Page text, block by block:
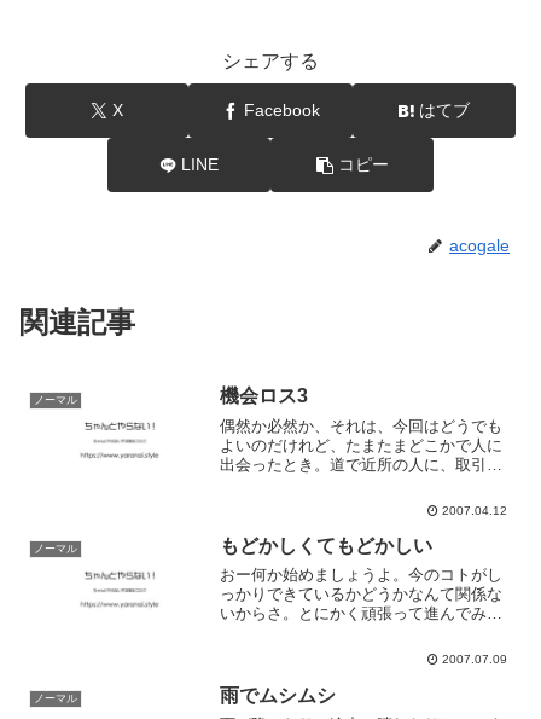
シェアする
X Facebook はてブ
LINE コピー
acogale
関連記事
ノーマル 機会ロス3
偶然か必然か、それは、今回はどうでも
よいのだけれど、たまたまどこかで人に
出会ったとき。道で近所の人に、取引先
いんだろうなぁというところでばったり
ってしまう。その人に会う...
2007.04.12
ノーマル もどかしくてもどかしい
おー何か始めましょうよ。今のコトがし
っかりできているかどうかなんて関係な
いからさ。とにかく頑張って進んでみま
2007.07.09
ノーマル 雨でムシムシ